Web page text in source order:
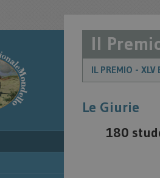
Il
IL PREMIO - XLV
Le Giurie
180